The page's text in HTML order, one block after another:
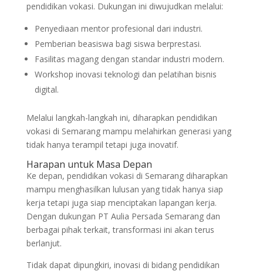
pendidikan vokasi. Dukungan ini diwujudkan melalui:
Penyediaan mentor profesional dari industri.
Pemberian beasiswa bagi siswa berprestasi.
Fasilitas magang dengan standar industri modern.
Workshop inovasi teknologi dan pelatihan bisnis
digital.
Melalui langkah-langkah ini, diharapkan pendidikan
vokasi di Semarang mampu melahirkan generasi yang
tidak hanya terampil tetapi juga inovatif.
Harapan untuk Masa Depan
Ke depan, pendidikan vokasi di Semarang diharapkan
mampu menghasilkan lulusan yang tidak hanya siap
kerja tetapi juga siap menciptakan lapangan kerja.
Dengan dukungan PT Aulia Persada Semarang dan
berbagai pihak terkait, transformasi ini akan terus
berlanjut.
Tidak dapat dipungkiri, inovasi di bidang pendidikan